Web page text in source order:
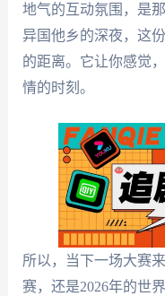
地气的互动氛围，是
异国他乡的深夜，这
的距离。它让你感觉
情的时刻。
所以，当下一场大赛
赛，还是2026年的世